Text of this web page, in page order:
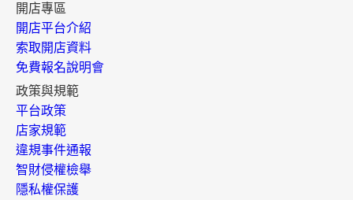
開店專區
開店平台介紹
索取開店資料
免費報名說明會
政策與規範
平台政策
店家規範
違規事件通報
智財侵權檢舉
隱私權保護